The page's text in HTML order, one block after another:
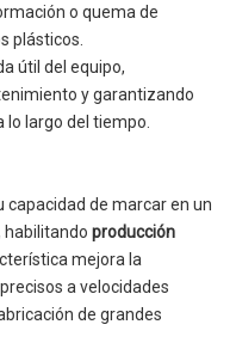
o quema de
plásticos.
útil del equipo,
y garantizando
largo del tiempo.
capacidad de marcar en un
habilitando producción
mejora la
a velocidades
de grandes